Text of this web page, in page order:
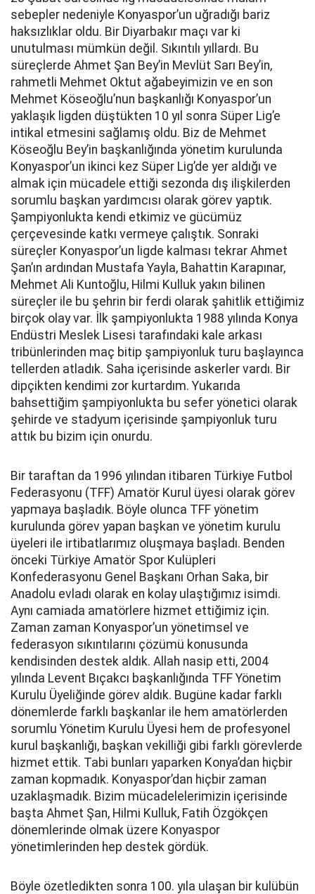
sebepler nedeniyle Konyaspor’un uğradığı bariz
haksızlıklar oldu. Bir Diyarbakır maçı var ki
unutulması mümkün değil. Sıkıntılı yıllardı. Bu
süreçlerde Ahmet Şan Bey’in Mevlüt Sarı Bey’in,
rahmetli Mehmet Oktut ağabeyimizin ve en son
Mehmet Köseoğlu’nun başkanlığı Konyaspor’un
yaklaşık ligden düştükten 10 yıl sonra Süper Lig’e
intikal etmesini sağlamış oldu. Biz de Mehmet
Köseoğlu Bey’in başkanlığında yönetim kurulunda
Konyaspor’un ikinci kez Süper Lig’de yer aldığı ve
almak için mücadele ettiği sezonda dış ilişkilerden
sorumlu başkan yardımcısı olarak görev yaptık.
Şampiyonlukta kendi etkimiz ve gücümüz
çerçevesinde katkı vermeye çalıştık. Sonraki
süreçler Konyaspor’un ligde kalması tekrar Ahmet
Şan’ın ardından Mustafa Yayla, Bahattin Karapınar,
Mehmet Ali Kuntoğlu, Hilmi Kulluk yakın bilinen
süreçler ile bu şehrin bir ferdi olarak şahitlik ettiğimiz
birçok olay var. İlk şampiyonlukta 1988 yılında Konya
Endüstri Meslek Lisesi tarafındaki kale arkası
tribünlerinden maç bitip şampiyonluk turu başlayınca
tellerden atladık. Saha içerisinde askerler vardı. Bir
dipçikten kendimi zor kurtardım. Yukarıda
bahsettiğim şampiyonlukta bu sefer yönetici olarak
şehirde ve stadyum içerisinde şampiyonluk turu
attık bu bizim için onurdu.
Bir taraftan da 1996 yılından itibaren Türkiye Futbol
Federasyonu (TFF) Amatör Kurul üyesi olarak görev
yapmaya başladık. Böyle olunca TFF yönetim
kurulunda görev yapan başkan ve yönetim kurulu
üyeleri ile irtibatlarımız oluşmaya başladı. Benden
önceki Türkiye Amatör Spor Kulüpleri
Konfederasyonu Genel Başkanı Orhan Saka, bir
Anadolu evladı olarak en kolay ulaştığımız isimdi.
Aynı camiada amatörlere hizmet ettiğimiz için.
Zaman zaman Konyaspor’un yönetimsel ve
federasyon sıkıntılarını çözümü konusunda
kendisinden destek aldık. Allah nasip etti, 2004
yılında Levent Bıçakcı başkanlığında TFF Yönetim
Kurulu Üyeliğinde görev aldık. Bugüne kadar farklı
dönemlerde farklı başkanlar ile hem amatörlerden
sorumlu Yönetim Kurulu Üyesi hem de profesyonel
kurul başkanlığı, başkan vekilliği gibi farklı görevlerde
hizmet ettik. Tabi bunları yaparken Konya’dan hiçbir
zaman kopmadık. Konyaspor’dan hiçbir zaman
uzaklaşmadık. Bizim mücadelelerimizin içerisinde
başta Ahmet Şan, Hilmi Kulluk, Fatih Özgökçen
dönemlerinde olmak üzere Konyaspor
yönetimlerinden hep destek gördük.
Böyle özetledikten sonra 100. yıla ulaşan bir kulübün